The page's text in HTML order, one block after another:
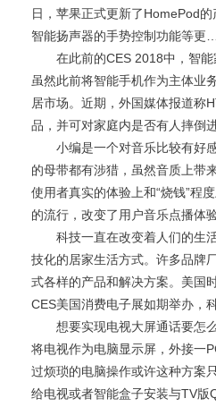
日，苹果正式更新了HomePod
智能扬声器的手势控制功能等更…
在此前的CES 2018中，智能
虽然此前将智能手机作为主体业
居市场。近期，外国媒体报道称
品，并可对家庭内是否有人摔倒
小编是一个对音乐比较有好感
的母带都有涉猎，虽然音质上带
使用者真实的体验上和“烧钱”程
的流行，改变了用户音乐点播体
科技一直在改变着人们的生
技化的居家生活方式。许多品牌
式各样的产品和解决方案。美国
CES美国消费电子展如期举办，
想要实现电视大屏通话要怎么
将电视作为电脑显示屏，外接一
过烦琐的电脑操作或许这种方案
给电视或者智能盒子安装与TV版